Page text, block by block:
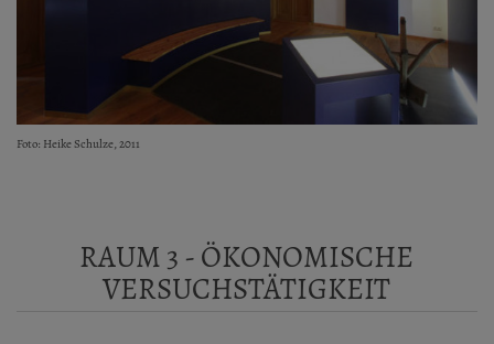
Foto: Heike Schulze, 2011
RAUM 3 - ÖKONOMISCHE
VERSUCHSTÄTIGKEIT